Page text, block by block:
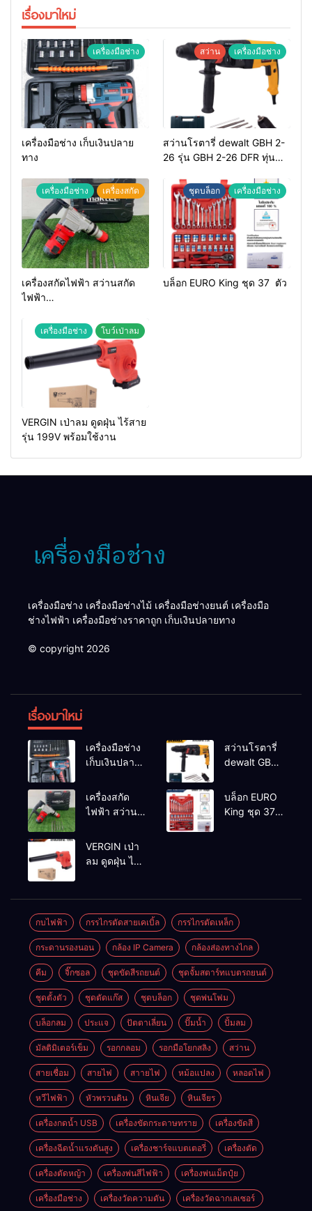
เรื่องมาใหม่
เครื่องมือช่าง
เครื่องมือช่าง เก็บเงินปลาย
ทาง
สว่าน เครื่องมือช่าง
สว่านโรตารี่ dewalt GBH 2-
26 รุ่น GBH 2-26 DFR ทุ่น
เครื่องมือช่าง เครื่องสกัด
เครื่องสกัดไฟฟ้า สว่านสกัด
ไฟฟ้า
ชุดบล็อก เครื่องมือช่าง
บล็อก EURO King ชุด 37 ตัว
เครื่องมือช่าง โบว์เป่าลม
VERGIN เป่าลม ดูดฝุ่น ไร้สาย
รุ่น 199V พร้อมใช้งาน
เครื่องมือช่าง เครื่องมือช่างไม้ เครื่องมือช่างยนต์ เครื่องมือ
ช่างไฟฟ้า เครื่องมือช่างราคาถูก เก็บเงินปลายทาง
© copyright 2026
เรื่องมาใหม่
เครื่องมือช่าง
เก็บเงินปลาย
สว่านโรตารี่
dewalt GBH
2-26 DFR ทุ่น
ทองแดงแท้
100%
เครื่องสกัด
ไฟฟ้า สว่าน
MAKTEC รุ่น MT2926A
บล็อก EURO
King ชุด 37
VERGIN เป่า
ลม ดูดฝุ่น ไร้
กบไฟฟ้า กรรไกรตัดสายเคเบิ้ล กรรไกรตัดเหล็ก
กระดานรองนอน กล้อง IP Camera กล้องส่องทางไกล
คีม จิ๊กซอล ชุดขัดสีรถยนต์​ ชุดจั้มสตาร์ทแบตรถยนต์
ชุดตั้งตัว ชุดตัดแก๊ส ชุดบล็อก ชุดพ่นโฟม
บล็อกลม ประแจ ปัตตาเลี่ยน ปั๊มน้ำ ปั้มลม
มัลติมิเตอร์เข็ม รอกกลอม รอกมือโยกสลิง สว่าน
สายเชื่อม สายไฟ สาายไฟ หม้อแปลง หลอดไฟ
หวีไฟฟ้า หัวพรวนดิน หินเจีย หินเจียร
เครื่องกดน้ำ USB เครื่องขัดกระดาษทราย เครื่องขัดสี
เครื่องฉีดน้ำแรงดันสูง เครื่องชาร์จแบตเตอรี่ เครื่องตัด
เครื่องตัดหญ้า เครื่องพ่นสีไฟฟ้า เครื่องพ่นเม็ดปุ๋ย
เครื่องมือช่าง เครื่องวัดความดัน เครื่องวัดฉากเลเซอร์